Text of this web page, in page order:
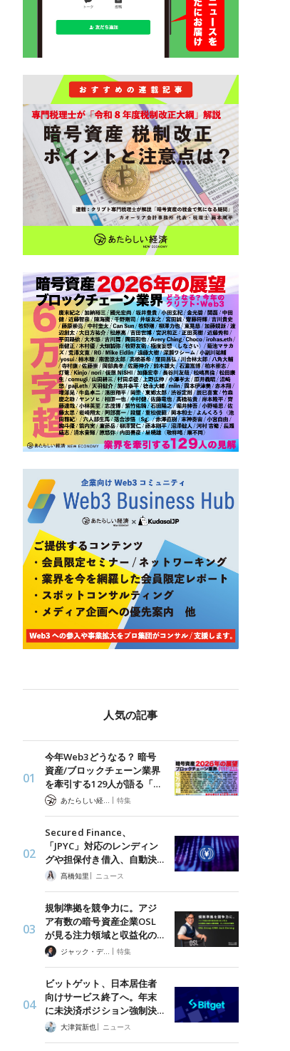
人気の記事
今年Web3どうなる？ 暗号
資産/ブロックチェーン業界
を牽引する129人が語る「…
| 特集
Secured Finance、
「JPYC」対応のレンディン
グや担保付き借入、自動決…
髙橋知里 | ニュース
規制準拠を競争力に。アジ
ア有数の暗号資産企業OSL
が見る注力領域と収益化の…
ジャック・デロン（Jack Derong） | 特集
ビットゲット、日本居住者
向けサービス終了へ。年末
に未決済ポジション強制決…
大津賀新也| ニュース